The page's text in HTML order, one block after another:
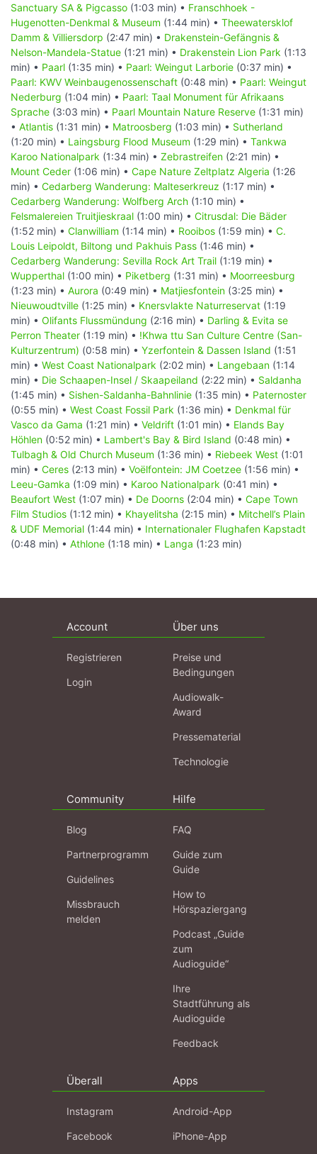
Sanctuary SA & Pigcasso (1:03 min) • Franschhoek -
Hugenotten-Denkmal & Museum (1:44 min) • Theewatersklof
Damm & Villiersdorp (2:47 min) • Drakenstein-Gefängnis &
Nelson-Mandela-Statue (1:21 min) • Drakenstein Lion Park (1:13
min) • Paarl (1:35 min) • Paarl: Weingut Larborie (0:37 min) •
Paarl: KWV Weinbaugenossenschaft (0:48 min) • Paarl: Weingut
Nederburg (1:04 min) • Paarl: Taal Monument für Afrikaans
Sprache (3:03 min) • Paarl Mountain Nature Reserve (1:31 min)
• Atlantis (1:31 min) • Matroosberg (1:03 min) • Sutherland
(1:20 min) • Laingsburg Flood Museum (1:29 min) • Tankwa
Karoo Nationalpark (1:34 min) • Zebrastreifen (2:21 min) •
Mount Ceder (1:06 min) • Cape Nature Zeltplatz Algeria (1:26
min) • Cedarberg Wanderung: Malteserkreuz (1:17 min) •
Cedarberg Wanderung: Wolfberg Arch (1:10 min) •
Felsmalereien Truitjieskraal (1:00 min) • Citrusdal: Die Bäder
(1:52 min) • Clanwilliam (1:14 min) • Rooibos (1:59 min) • C.
Louis Leipoldt, Biltong und Pakhuis Pass (1:46 min) •
Cedarberg Wanderung: Sevilla Rock Art Trail (1:19 min) •
Wupperthal (1:00 min) • Piketberg (1:31 min) • Moorreesburg
(1:23 min) • Aurora (0:49 min) • Matjiesfontein (3:25 min) •
Nieuwoudtville (1:25 min) • Knersvlakte Naturreservat (1:19
min) • Olifants Flussmündung (2:16 min) • Darling & Evita se
Perron Theater (1:19 min) • !Khwa ttu San Culture Centre (San-
Kulturzentrum) (0:58 min) • Yzerfontein & Dassen Island (1:51
min) • West Coast Nationalpark (2:02 min) • Langebaan (1:14
min) • Die Schaapen-Insel / Skaapeiland (2:22 min) • Saldanha
(1:45 min) • Sishen-Saldanha-Bahnlinie (1:35 min) • Paternoster
(0:55 min) • West Coast Fossil Park (1:36 min) • Denkmal für
Vasco da Gama (1:21 min) • Veldrift (1:01 min) • Elands Bay
Höhlen (0:52 min) • Lambert's Bay & Bird Island (0:48 min) •
Tulbagh & Old Church Museum (1:36 min) • Riebeek West (1:01
min) • Ceres (2:13 min) • Voëlfontein: JM Coetzee (1:56 min) •
Leeu-Gamka (1:09 min) • Karoo Nationalpark (0:41 min) •
Beaufort West (1:07 min) • De Doorns (2:04 min) • Cape Town
Film Studios (1:12 min) • Khayelitsha (2:15 min) • Mitchell’s Plain
& UDF Memorial (1:44 min) • Internationaler Flughafen Kapstadt
(0:48 min) • Athlone (1:18 min) • Langa (1:23 min)
Account
Registrieren
Login
Über uns
Preise und
Bedingungen
Audiowalk-
Award
Pressematerial
Technologie
Community
Blog
Partnerprogramm
Guidelines
Missbrauch
melden
Hilfe
FAQ
Guide zum
Guide
How to
Hörspaziergang
Podcast „Guide
zum
Audioguide“
Ihre
Stadtführung als
Audioguide
Feedback
Überall
Instagram
Facebook
Apps
Android-App
iPhone-App